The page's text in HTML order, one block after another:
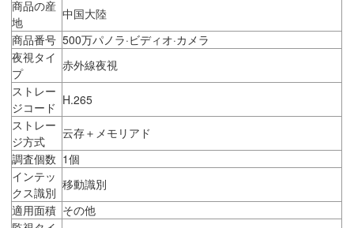
商品の産
地
中国大陸
商品番号 500万パノラ·ビディオ·カメラ
夜視タイ
プ
赤外線夜視
ストレー
ジコード H.265
ストレー
ジ方式
云存＋メモリアド
調査個数 1個
インテッ
クス識別
移動識別
適用面積 その他